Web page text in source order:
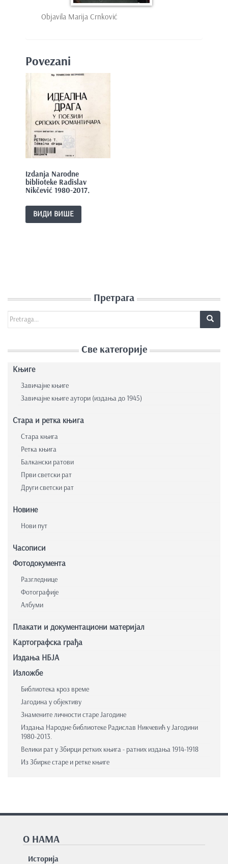
Objavila Marija Crnković
Povezani
Izdanja Narodne
biblioteke Radislav
Nikčević 1980-2017.
ВИДИ ВИШЕ
Претрага
Search for:
Све категорије
Књиге
Завичајне књиге
Завичајне књиге аутори (издања до 1945)
Стара и ретка књига
Стара књига
Ретка књига
Балкански ратови
Први светски рат
Други светски рат
Новине
Нови пут
Часописи
Фотодокумента
Разгледнице
Фотографије
Албуми
Плакати и документациони материјал
Картографска грађа
Издања НБЈА
Изложбе
Библиотека кроз време
Јагодина у објективу
Знамените личности старе Јагодине
Издања Народне библиотеке Радислав Никчевић у Јагодини
1980-2013.
Велики рат у Збирци ретких књига - ратних издања 1914-1918
Из Збирке старе и ретке књиге
О НАМА
Историја